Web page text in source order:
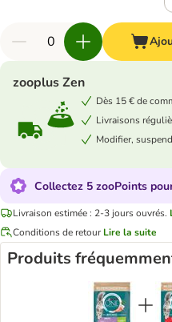
zooplus Zen
Dès 15 € de
Livraisons
Modifier,
Collectez 5 zooPoints
Livraison estimée : 2-3 jours ouvrés.
Conditions de retour Lire la suite
Produits